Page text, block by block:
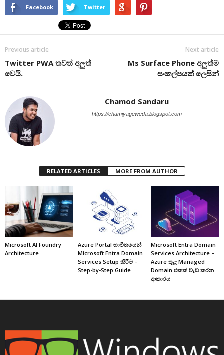
Facebook Twitter
Previous article
Twitter PWA තවත් අලුත්
වෙයි.
Next article
Ms Surface Phone අලුත්ම
සංකල්පයක් ලෙසින්
Chamod Sandaru
https://chamiyageweda.blogspot.com
RELATED ARTICLES MORE FROM AUTHOR
Microsoft AI Foundry
Architecture
Azure Portal භාවිතයෙන්
Microsoft Entra Domain
Services Setup කිරීම –
Step-by-Step Guide
Microsoft Entra Domain
Services Architecture –
Azure තුළ Managed
Domain එකක් වැඩ කරන
ආකාරය